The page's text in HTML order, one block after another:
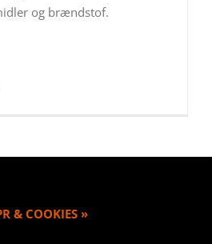
og brændstof.
& COOKIES »